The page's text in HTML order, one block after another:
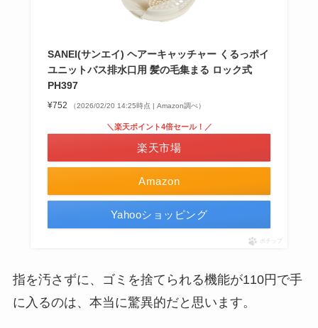
SANEI(サンエイ) ヘアーキャッチャー くるっポイ
ユニットバス排水口用 髪の毛集まる ロック式
PH397
¥752 （2026/02/20 14:25時点 | Amazon調べ）
Amazon
＼楽天ポイント4倍セール！／
楽天市場
Yahooショッピング
ポチップ
指を汚さずに、ゴミを捨てられる機能が110円で手
に入るのは、本当に驚異的だと思います。